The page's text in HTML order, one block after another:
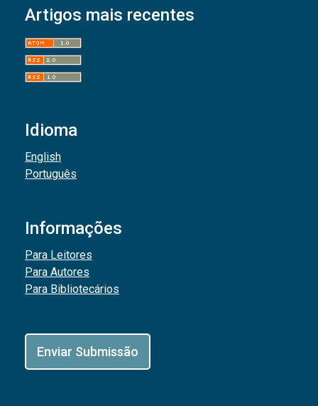
Artigos mais recentes
Idioma
English
Português
Informações
Para Leitores
Para Autores
Para Bibliotecários
Enviar Submissão